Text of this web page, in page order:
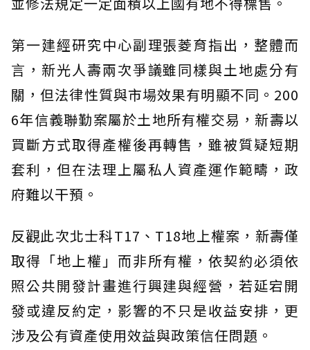
第一建經研究中心副理張菱育指出，整體而
言，新光人壽兩次爭議雖同樣與土地處分有
關，但法律性質與市場效果有明顯不同。200
6年信義聯勤案屬於土地所有權交易，新壽以
買斷方式取得產權後再轉售，雖被質疑短期
套利，但在法理上屬私人資產運作範疇，政
府難以干預。
反觀此次北士科T17、T18地上權案，新壽僅
取得「地上權」而非所有權，依契約必須依
照公共開發計畫進行興建與經營，若延宕開
發或違反約定，影響的不只是收益安排，更
涉及公有資產使用效益與政策信任問題。